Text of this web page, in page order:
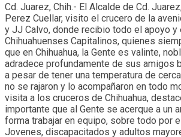
Cd. Juarez, Chih.- El Alcalde de Cd.
Perez Cuellar, visito el crucero de la
y JJ Calvo, donde recibio todo el apoyo y
Chihuahuenses Capitalinos, quienes
que en Chihuahua, la Gente es valinte,
adradece profundamente de sus amigos
a pesar de tener una temperatura de
no se rajaron y lo acompañaron en todo
visita a los cruceros de Chihuahua,
importante que al Gente se acerque a un
forma trabajar en equipo, sobre todo por
Jovenes, discapacitados y adultos